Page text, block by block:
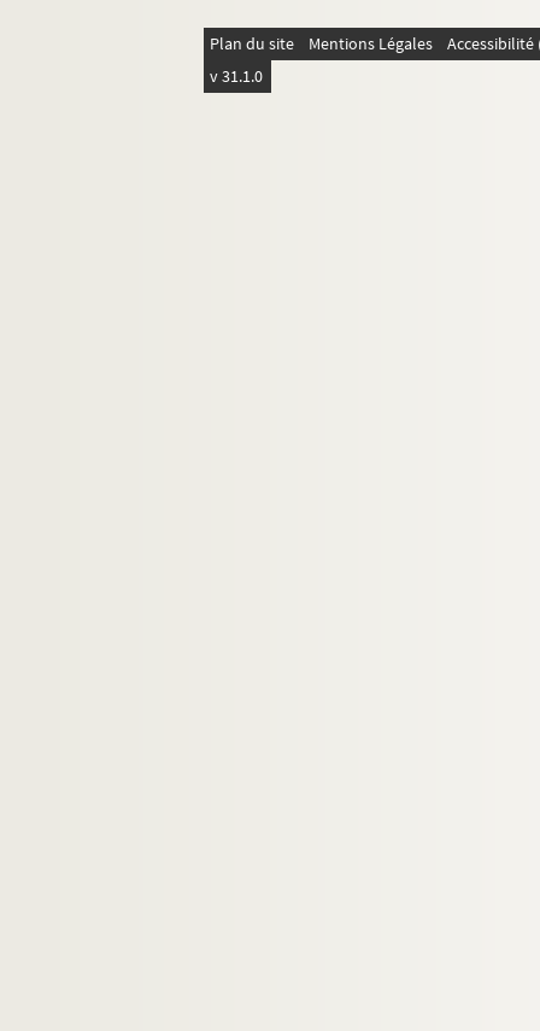
Plan du site Mentions Légales
v 31.1.0